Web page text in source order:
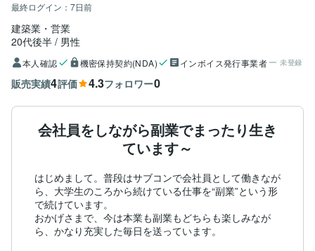
最終ログイン： 7日前
建築業・営業
20代後半
男性
本人確認 機密保持契約(NDA) インボイス発行事業者 未登録
販売実績4評価 4.3フォロワー0
会社員をしながら副業でまったり生き
ています～
はじめまして。普段はサブコンで会社員として働きなが
ら、大学生のころから続けている仕事を“副業”という形
で続けています。
おかげさまで、今は本業も副業もどちらも楽しみなが
ら、かなり充実した毎日を送っています。